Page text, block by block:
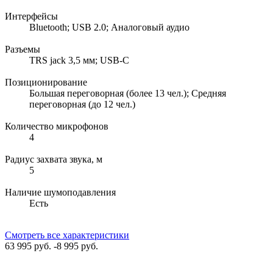
Интерфейсы
Bluetooth; USB 2.0; Аналоговый аудио
Разъемы
TRS jack 3,5 мм; USB-C
Позиционирование
Большая переговорная (более 13 чел.); Средняя
переговорная (до 12 чел.)
Количество микрофонов
4
Радиус захвата звука, м
5
Наличие шумоподавления
Есть
Смотреть все характеристики
63 995 руб. -8 995 руб.